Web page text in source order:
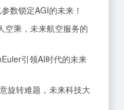
数锁定AGI的未来！
空乘，未来航空服务的
引领AI时代的未来
旋转难题，未来科技大